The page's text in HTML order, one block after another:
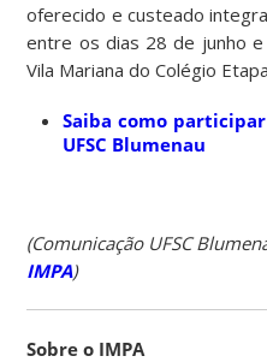
oferecido e custeado
entre os dias 28 de junho e
Vila Mariana do Colégio
Saiba como
UFSC Blumenau
(Comunicação UFSC
IMPA)
Sobre o IMPA